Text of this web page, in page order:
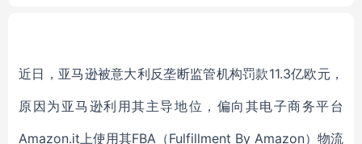
近日，亚马逊被意大利反垄断监管机构罚款11.3亿欧元，
原因为亚马逊利用其主导地位，偏向其电子商务平台
Amazon.it上使用其FBA（Fulfillment By Amazon）物流